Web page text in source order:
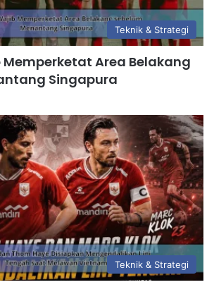
Teknik & Strategi
Area Belakang
Singapura
Teknik & Strategi